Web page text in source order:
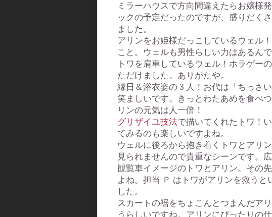
ミラーハウスで方向間違えたらお嬢様
ックの予定だったのですが、盛りだく
ました。
アリンをお姫様だっこしているウェル
こと。ウェルも男性らしい力はあるんで
トワを肩車しているウェル！ホラゲー
ただけました。ありがたや。
縁日＆浴衣姿の 3 人！お代は「ちっさ
笑ましいです。きっとわたあめを食べ
リンの元気は人一倍！
グリザイユ技法で描いてくれたトワ！
てみるのも楽しいですよね。
ウェルに後ろから抱き着くトワとアリ
見られませんので貴重なシーンです。
観覧車イメージのトワとアリン。その
よね。担当 Ｐ はトワがアリンを救うと
した。
スカートの裾をちょこんとつまんだア
うらしいですね。アリンにぴったりの仕